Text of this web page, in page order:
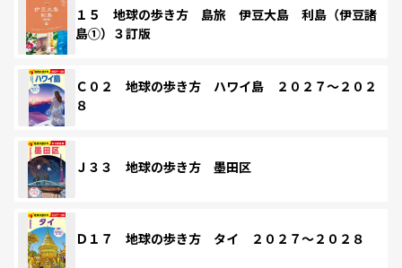
１５ 地球の歩き方 島旅 伊豆大島 利島（伊豆諸
島①）３訂版
Ｃ０２ 地球の歩き方 ハワイ島 ２０２７～２０２
８
Ｊ３３ 地球の歩き方 墨田区
Ｄ１７ 地球の歩き方 タイ ２０２７～２０２８